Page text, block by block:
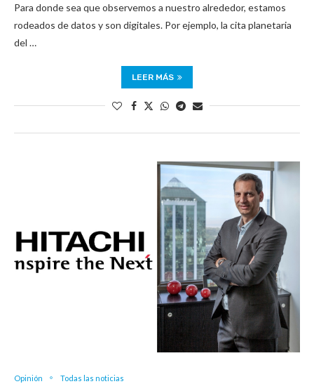
Para donde sea que observemos a nuestro alrededor, estamos
rodeados de datos y son digitales. Por ejemplo, la cita planetaria
del …
LEER MÁS
Opinión Todas las noticias